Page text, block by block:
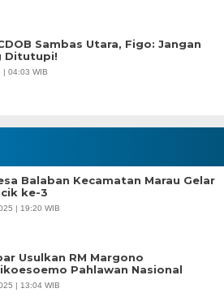
Sambas Utara, Figo: Jangan
Ditutupi!
| 04:03 WIB
Balaban Kecamatan Marau Gelar
ke-3
| 19:20 WIB
Usulkan RM Margono
Pahlawan Nasional
| 13:04 WIB